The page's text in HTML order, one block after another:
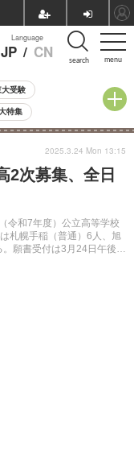
menu
Language
JP / CN search
大受験
特集
小学校受験
気記事
け）
2次募集、全日
令和7年度）公立高等学校
札幌手稲（普通）6人、旭
願書受付は3月24日午後4
2025.3.24 Mon 13:15